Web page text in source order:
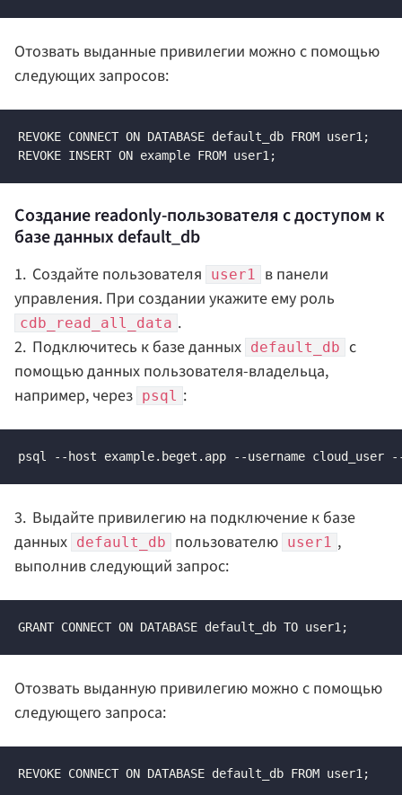
Отозвать выданные привилегии можно с помощью
следующих запросов:
REVOKE CONNECT ON DATABASE default_db FROM user1;
REVOKE INSERT ON example FROM user1;
Создание readonly-пользователя с доступом к
базе данных default_db
Создайте пользователя user1
в панели
управления. При создании укажите ему роль
cdb_read_all_data .
Подключитесь к базе данных default_db с
помощью данных пользователя-владельца,
например, через psql :
psql --host example.beget.app --username cloud_user
Выдайте привилегию на подключение к базе
данных default_db пользователю user1 ,
выполнив следующий запрос:
GRANT CONNECT ON DATABASE default_db TO user1;
Отозвать выданную привилегию можно с помощью
следующего запроса:
REVOKE CONNECT ON DATABASE default_db FROM user1;